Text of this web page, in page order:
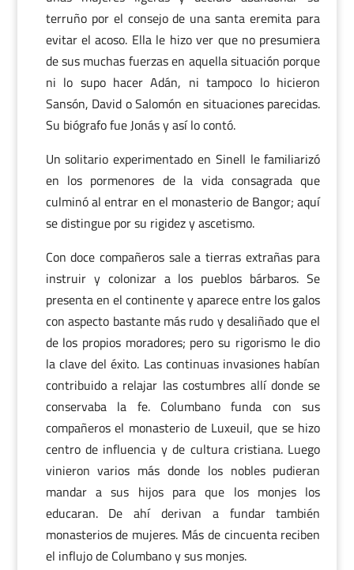
terruño por el consejo de una santa eremita para
evitar el acoso. Ella le hizo ver que no presumiera
de sus muchas fuerzas en aquella situación porque
ni lo supo hacer Adán, ni tampoco lo hicieron
Sansón, David o Salomón en situaciones parecidas.
Su biógrafo fue Jonás y así lo contó.
Un solitario experimentado en Sinell le familiarizó
en los pormenores de la vida consagrada que
culminó al entrar en el monasterio de Bangor; aquí
se distingue por su rigidez y ascetismo.
Con doce compañeros sale a tierras extrañas para
instruir y colonizar a los pueblos bárbaros. Se
presenta en el continente y aparece entre los galos
con aspecto bastante más rudo y desaliñado que el
de los propios moradores; pero su rigorismo le dio
la clave del éxito. Las continuas invasiones habían
contribuido a relajar las costumbres allí donde se
conservaba la fe. Columbano funda con sus
compañeros el monasterio de Luxeuil, que se hizo
centro de influencia y de cultura cristiana. Luego
vinieron varios más donde los nobles pudieran
mandar a sus hijos para que los monjes los
educaran. De ahí derivan a fundar también
monasterios de mujeres. Más de cincuenta reciben
el influjo de Columbano y sus monjes.